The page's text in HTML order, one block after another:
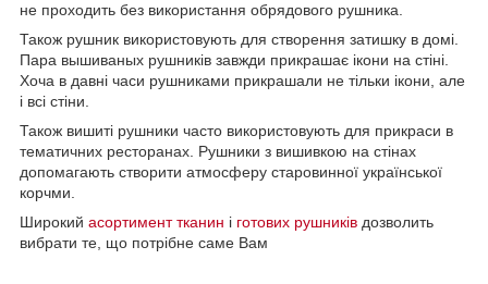
не проходить без використання обрядового рушника.
Також рушник використовують для створення затишку в домі.
Пара вышиваных рушників завжди прикрашає ікони на стіні.
Хоча в давні часи рушниками прикрашали не тільки ікони, але
і всі стіни.
Також вишиті рушники часто використовують для прикраси в
тематичних ресторанах. Рушники з вишивкою на стінах
допомагають створити атмосферу старовинної української
корчми.
Широкий асортимент тканин і готових рушників дозволить
вибрати те, що потрібне саме Вам